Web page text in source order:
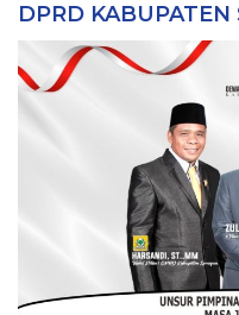
DPRD KABUPATEN